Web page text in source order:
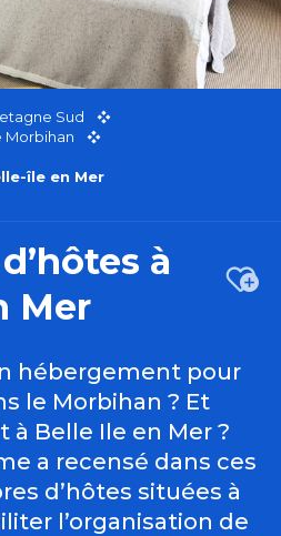
Sud
Morbihan
île en Mer
à
Mer
hébergement pour
le Morbihan ? Et
Belle Ile en Mer ?
a recensé dans ces
d’hôtes situées à
l’organisation de